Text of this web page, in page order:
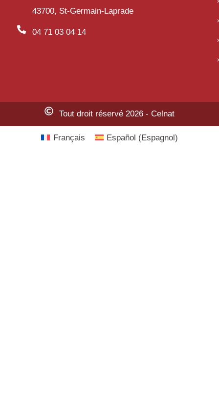
43700, St-Germain-Laprade
04 71 03 04 14
Tout droit réservé 2026 - Celnat
Français Español (Espagnol)